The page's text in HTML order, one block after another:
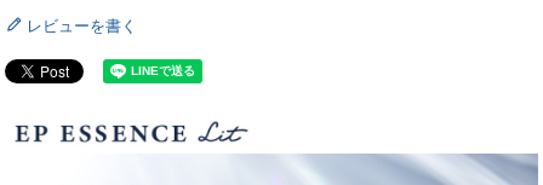
レビューを書く